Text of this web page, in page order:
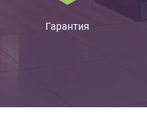
Гарантия